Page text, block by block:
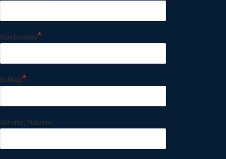
Nachname*
E-Mail *
Straße, Hausnr.